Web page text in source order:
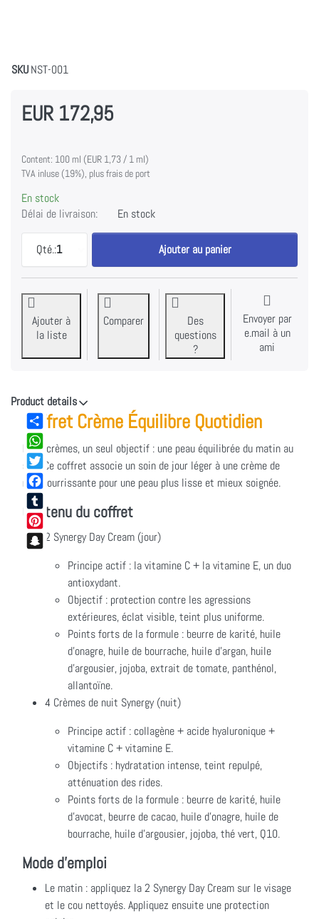
SKUNST-001
EUR 172,95
Content: 100 ml (EUR 1,73 / 1 ml)
TVA inluse (19%), plus frais de port
En stock
Délai de livraison:
En stock
Qté.:1
Coffret de crème quotidienne NeoLumo Daily
Ajouter au panier
Ajouter à
la liste
Comparer
Des
questions
?
Envoyer par
e.mail à un
ami
Share
WhatsApp
Twitter
Facebook
Tumblr
Pinterest
Product details
Coffret Crème Équilibre Quotidien
Deux crèmes, un seul objectif : une peau équilibrée du matin au
soir. Ce coffret associe un soin de jour léger à une crème de
nuit nourrissante pour une peau plus lisse et mieux soignée.
Contenu du coffret
2 Synergy Day Cream (jour)
Principe actif : la vitamine C + la vitamine E, un duo
antioxydant.
Objectif : protection contre les agressions
extérieures, éclat visible, teint plus uniforme.
Points forts de la formule : beurre de karité, huile
d'onagre, huile de bourrache, huile d'argan, huile
d'argousier, jojoba, extrait de tomate, panthénol,
allantoïne.
4 Crèmes de nuit Synergy (nuit)
Principe actif : collagène + acide hyaluronique +
vitamine C + vitamine E.
Objectifs : hydratation intense, teint repulpé,
atténuation des rides.
Points forts de la formule : beurre de karité, huile
d'avocat, beurre de cacao, huile d'onagre, huile de
bourrache, huile d'argousier, jojoba, thé vert, Q10.
Mode d'emploi
Le matin : appliquez la 2 Synergy Day Cream sur le visage
et le cou nettoyés. Appliquez ensuite une protection